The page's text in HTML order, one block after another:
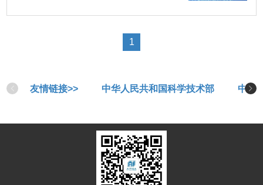
1
友情链接>> 中华人民共和国科学技术部 中华